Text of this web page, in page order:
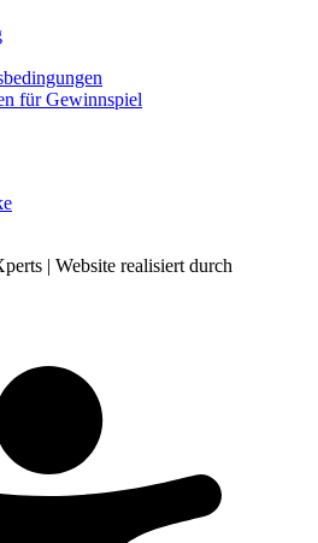
für Gewinnspiel
| Website realisiert durch